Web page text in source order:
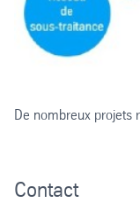
De nombreux projets
Contact